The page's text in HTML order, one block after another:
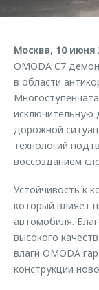
Страхование
Аксессуары
Одежда и
Оригинальные
Запчасти
Трейд-ин
Клиентская
Клуб владельцев
Приложение O&J
Аксессуары
Одежда и
Оригинальные
Обратная связь
Москва, 10 июня
OMODA C7
в области
исключительную
дорожной
технологий
воссозданием
Устойчивость к
который влияет
автомобиля.
высокого
влаги OMODA
конструкции